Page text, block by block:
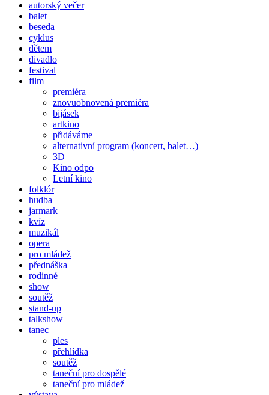
autorský večer
balet
beseda
cyklus
dětem
divadlo
festival
film
premiéra
znovuobnovená premiéra
bijásek
artkino
přidáváme
alternativní program (koncert, balet…)
3D
Kino odpo
Letní kino
folklór
hudba
jarmark
kvíz
muzikál
opera
pro mládež
přednáška
rodinné
show
soutěž
stand-up
talkshow
tanec
ples
přehlídka
soutěž
taneční pro dospělé
taneční pro mládež